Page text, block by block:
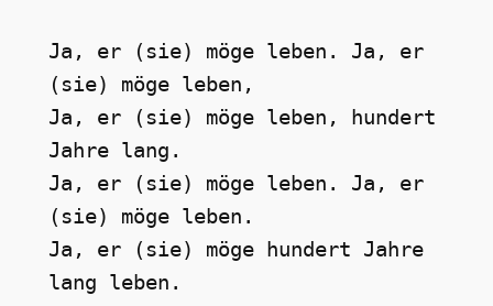
Ja, er (sie) möge leben. Ja, er
(sie) möge leben,
Ja, er (sie) möge leben, hundert
Jahre lang.
Ja, er (sie) möge leben. Ja, er
(sie) möge leben.
Ja, er (sie) möge hundert Jahre
lang leben.